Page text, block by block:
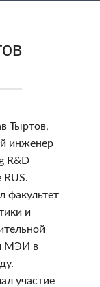
Тыртов,
инженер
R&D
факультет
и
МЭИ в
участие